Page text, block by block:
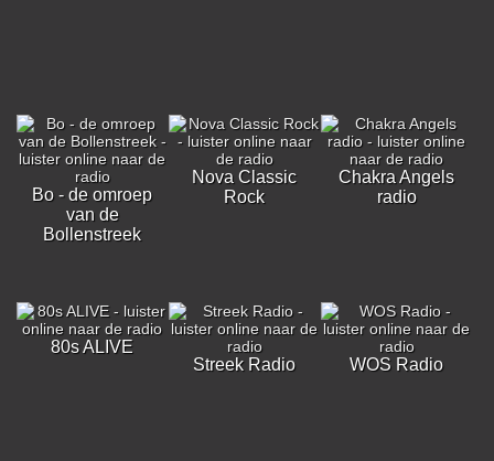
Bo - de omroep
van de
Bollenstreek
Nova Classic
Rock
Chakra Angels
radio
80s ALIVE
Streek Radio
WOS Radio